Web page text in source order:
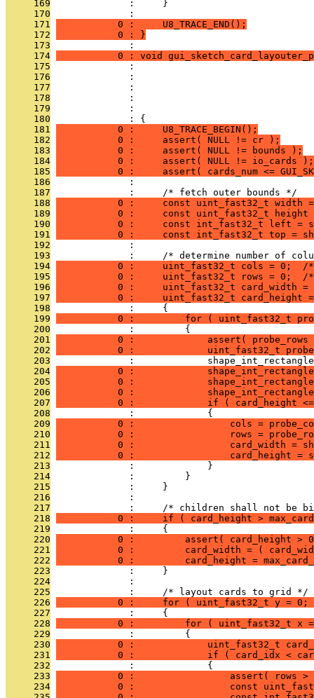
     169
              :     }
     170
              :
     171
           0 :     U8_TRACE_END();
     172
           0 : }
     173
              :
     174
0 : void
     175
:
     176
:
     177
:
     178
:
     179
:
     180
              : {
     181
           0 :     U8_TRACE_BEGIN();
     182
           0 :     assert( NULL != cr );
     183
           0 :     assert( NULL != bounds );
     184
           0 :     assert( NULL != io_cards );
     185
0 :     assert( cards_num <=
     186
              :
     187
              :     /* fetch outer bounds */
     188
0 :     const uint_fast32_t width
     189
0 :     const uint_fast32_t
     190
0 :     const int_fast32_t left =
     191
0 :     const int_fast32_t top =
     192
              :
     193
:     /* determine number of
     194
0 :     uint_fast32_t cols = 0;
     195
0 :     uint_fast32_t rows = 0;
     196
0 :     uint_fast32_t card_width
     197
0 :     uint_fast32_t card_height
     198
              :     {
     199
0 :         for ( uint_fast32_t
     200
              :         {
     201
0 :             assert( probe_rows
     202
0 :             uint_fast32_t
     203
:
     204
0 :
     205
0 :
     206
0 :
     207
0 :             if ( card_height
     208
              :             {
     209
0 :                 cols =
     210
0 :                 rows =
     211
0 :                 card_width =
     212
0 :                 card_height =
     213
              :             }
     214
              :         }
     215
              :     }
     216
              :
     217
:     /* children shall not be
     218
0 :     if ( card_height >
     219
              :     {
     220
0 :         assert( card_height >
     221
0 :         card_width = (
     222
0 :         card_height =
     223
              :     }
     224
              :
     225
              :     /* layout cards to grid */
     226
0 :     for ( uint_fast32_t y = 0;
     227
              :     {
     228
0 :         for ( uint_fast32_t x
     229
              :         {
     230
0 :             uint_fast32_t
     231
0 :             if ( card_idx <
     232
              :             {
     233
0 :                 assert( rows >
     234
0 :                 const